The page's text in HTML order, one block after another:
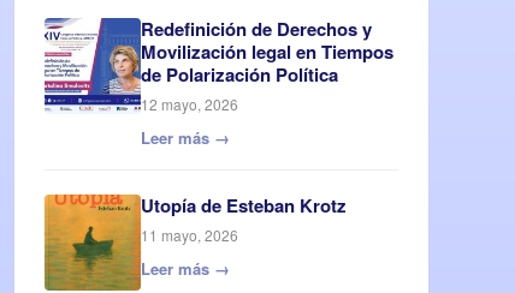
Redefinición de Derechos y
Movilización legal en Tiempos
de Polarización Política
12 mayo, 2026
Leer más →
Utopía de Esteban Krotz
11 mayo, 2026
Leer más →